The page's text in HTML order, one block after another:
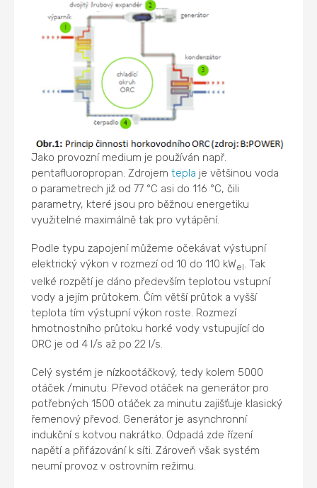
Jako provozní medium je používán např.
pentafluoropropan. Zdrojemtepla je většinou voda
o parametrech již od 77 °C asi do 116 °C, čili
parametry, které jsou pro běžnou energetiku
využitelné maximálně tak pro vytápění.
Podle typu zapojení můžeme očekávat výstupní
elektrický výkon v rozmezí od 10 do 110 kWel. Tak
velké rozpětí je dáno především teplotou vstupní
vody a jejím průtokem. Čím větší průtok a vyšší
teplota tím výstupní výkon roste. Rozmezí
hmotnostního průtoku horké vody vstupující do
ORC je od 4 l/s až po 22 l/s.
Celý systém je nízkootáčkový, tedy kolem 5000
otáček /minutu. Převod otáček na generátor pro
potřebných 1500 otáček za minutu zajišťuje klasický
řemenový převod. Generátor je asynchronní
indukční s kotvou nakrátko. Odpadá zde řízení
napětí a přifázování k síti. Zároveň však systém
neumí provoz v ostrovním režimu.